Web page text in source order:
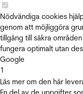
Nödvändiga cookies
genom att möjliggöra
tillgång till säkra
fungera optimalt utan
Google
1
Läs mer om den här